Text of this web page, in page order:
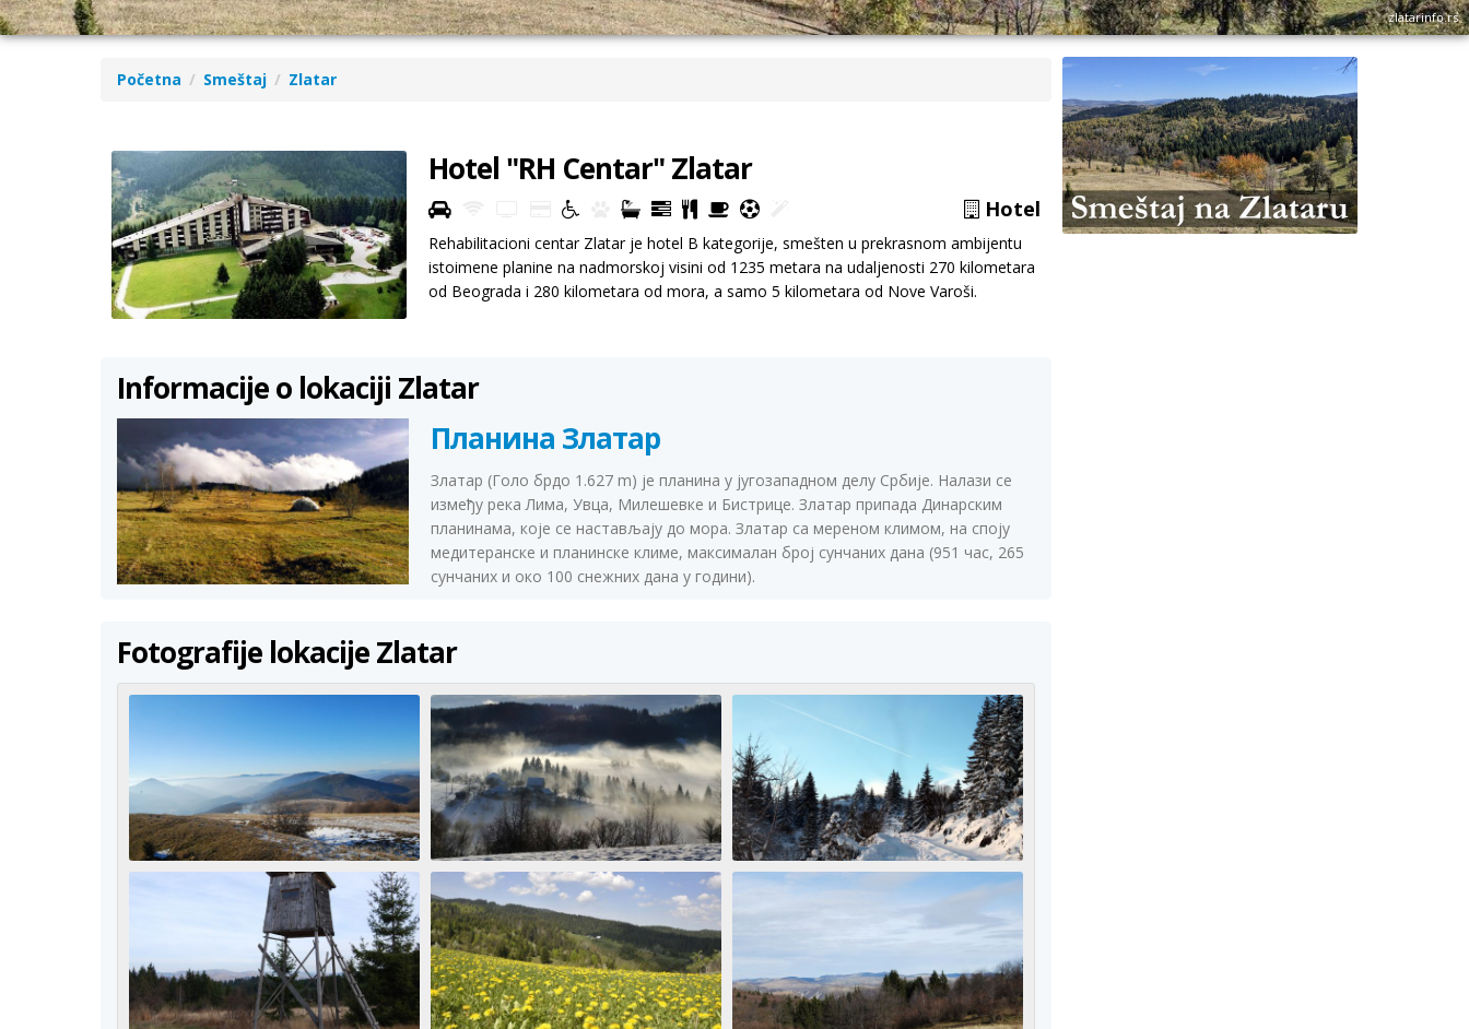
zlatarinfo.rs
Početna Smeštaj Zlatar
Hotel "RH Centar" Zlatar
Hotel
Rehabilitacioni centar Zlatar je hotel B kategorije, smešten u prekrasnom ambijentu
istoimene planine na nadmorskoj visini od 1235 metara na udaljenosti 270 kilometara
od Beograda i 280 kilometara od mora, а samo 5 kilometarа оd Nove Varoši.
Informacije o lokaciji Zlatar
Планина Златар
Златар (Голо брдо 1.627 m) је планина у југозападном делу Србије. Налази се
између река Лима, Увца, Милешевке и Бистрице. Златар припада Динарским
планинама, које се настављају до мора. Златар са мереном климом, на споју
медитеранске и планинске климе, максималан број сунчаних дана (951 час, 265
сунчаних и око 100 снежних дана у години).
Fotografije lokacije Zlatar